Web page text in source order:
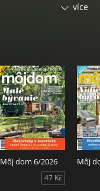
více
Môj dom 6/2026
47 Kč
Môj